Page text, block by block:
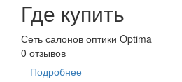
Где купить
Сеть салонов оптики Optima
0 отзывов
Подробнее